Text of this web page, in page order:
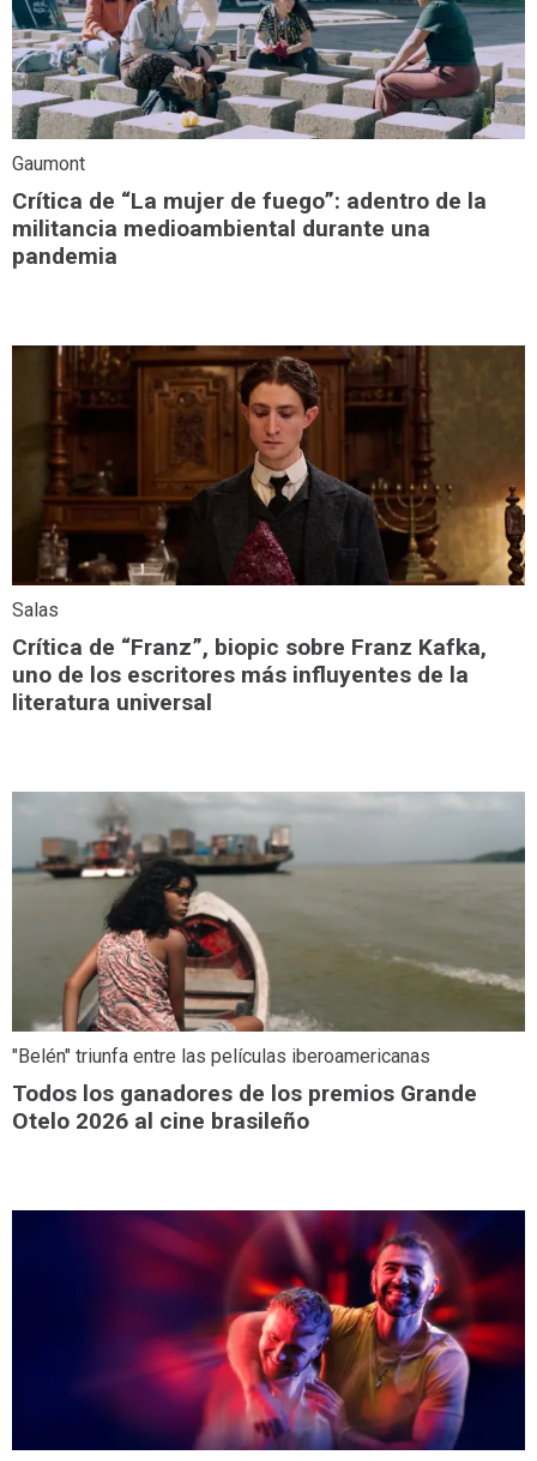
Gaumont
Crítica de “La mujer de fuego”: adentro de la
militancia medioambiental durante una
pandemia
Salas
Crítica de “Franz”, biopic sobre Franz Kafka,
uno de los escritores más influyentes de la
literatura universal
"Belén" triunfa entre las películas iberoamericanas
Todos los ganadores de los premios Grande
Otelo 2026 al cine brasileño